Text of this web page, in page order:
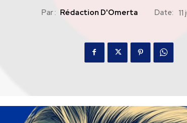
Par : Rédaction D'Omerta Date: